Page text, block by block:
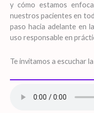
y cómo estamos
nuestros pacientes en
paso hacia adelante en
uso responsable en
Te invitamos a escuchar